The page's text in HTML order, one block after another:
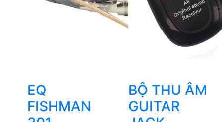
EQ
FISHMAN
BỘ THU ÂM
GUITAR